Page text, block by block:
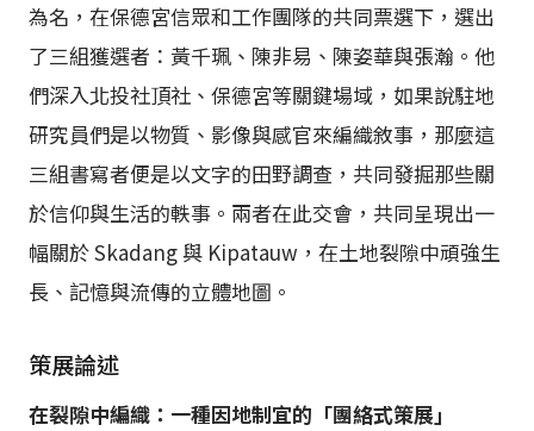
為名，在保德宮信眾和工作團隊的共同票選下，選出
了三組獲選者：黃千珮、陳非易、陳姿華與張瀚。他
們深入北投社頂社、保德宮等關鍵場域，如果說駐地
研究員們是以物質、影像與感官來編織敘事，那麼這
三組書寫者便是以文字的田野調查，共同發掘那些關
於信仰與生活的軼事。兩者在此交會，共同呈現出一
幅關於 Skadang 與 Kipatauw，在土地裂隙中頑強生
長、記憶與流傳的立體地圖。
策展論述
在裂隙中編織：一種因地制宜的「團絡式策展」